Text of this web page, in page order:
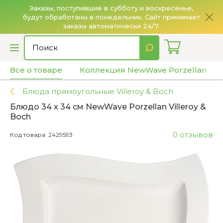
Заказы, поступившие в субботу и воскресенье,
будут обработаны в понедельник. Сайт принимает
заказы автоматически 24/7.
Все о товаре Коллекция NewWave Porzellan
Блюда прямоугольные Villeroy & Boch
Блюдо 34 х 34 см NewWave Porzellan Villeroy &
Boch
0 отзывов
Код товара: 2429593